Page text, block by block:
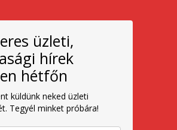
üzleti,
hírek
hétfőn
küldünk neked üzleti
Tegyél minket próbára!